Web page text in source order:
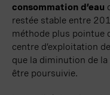
consommation d’eau
restée stable entre
méthode plus pointue
centre d’exploitation de
que la diminution de la
être poursuivie.